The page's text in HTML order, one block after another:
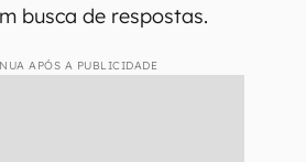
busca de respostas.
APÓS A PUBLICIDADE